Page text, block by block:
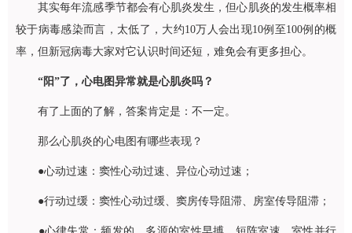
其实每年流感季节都会有心肌炎发生，但心肌炎的发生概率相
较于病毒感染而言，太低了，大约10万人会出现10例至100例的概
率，但新冠病毒大家对它认识时间还短，难免会有更多担心。
“阳”了，心电图异常就是心肌炎吗？
有了上面的了解，答案肯定是：不一定。
那么心肌炎的心电图有哪些表现？
●心动过速：窦性心动过速、异位心动过速；
●行动过缓：窦性心动过缓、窦房传导阻滞、房室传导阻滞；